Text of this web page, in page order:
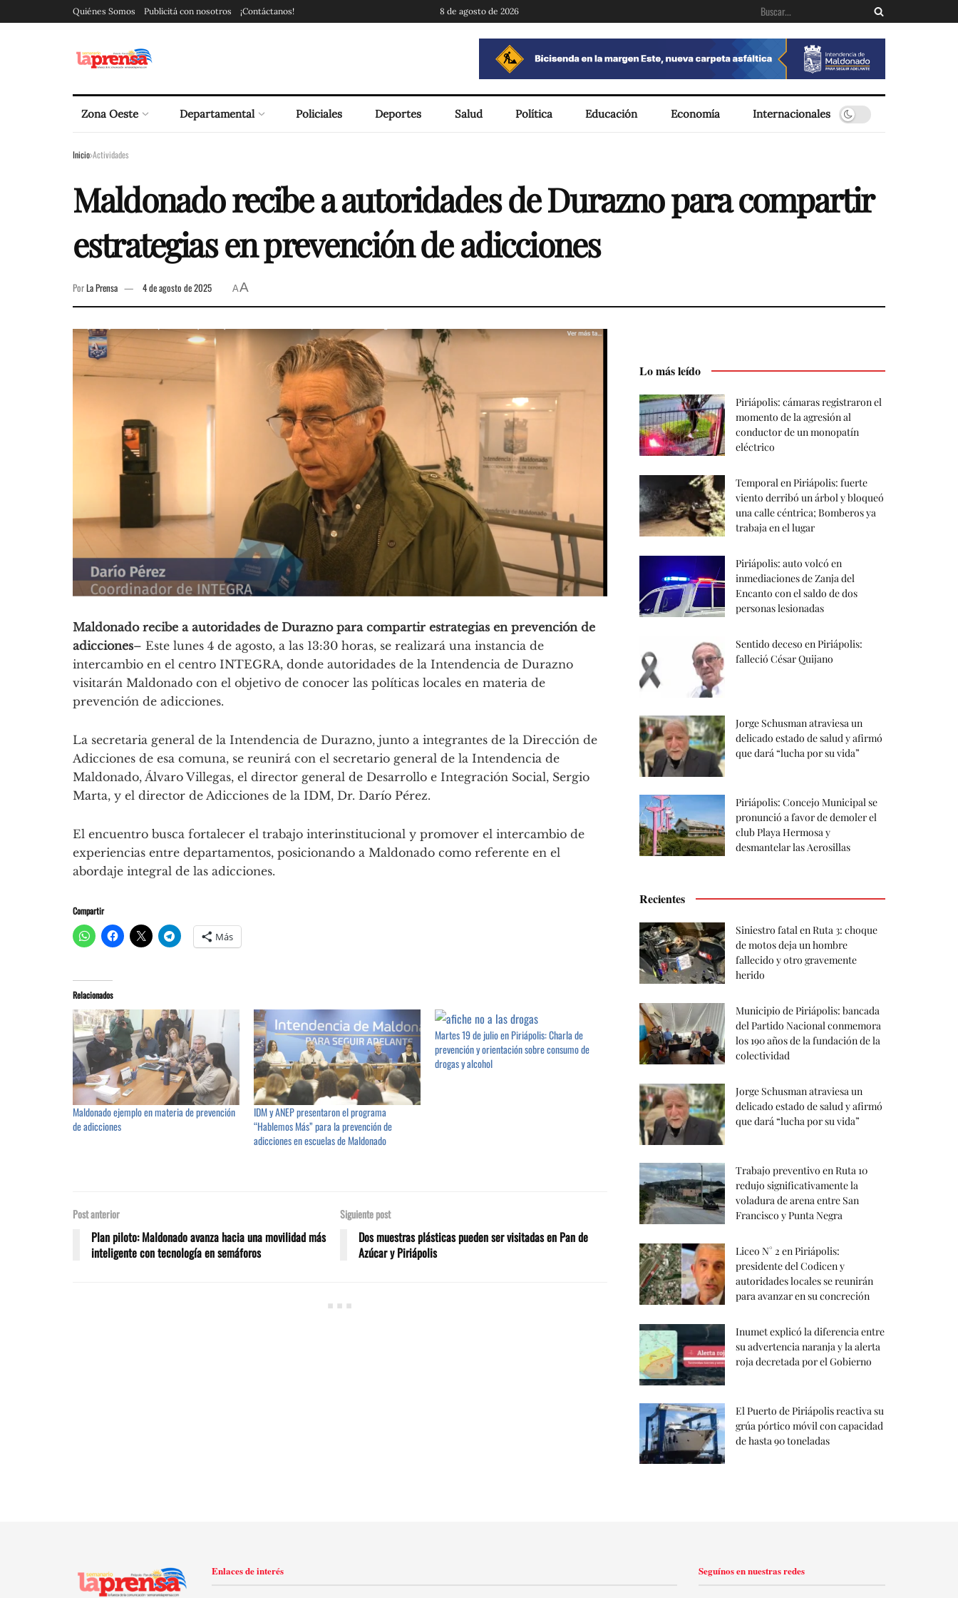
Quiénes Somos Publicitá con nosotros ¡Contáctanos! 8 de agosto de 2026
Zona Oeste Departamental Policiales Deportes Salud Política Educación Economía Internacionales
Inicio Actividades
Maldonado recibe a autoridades de Durazno para compartir
estrategias en prevención de adicciones
PorLa Prensa 4 de agosto de 2025 AA
Maldonado recibe a autoridades de Durazno para compartir estrategias en prevención de
adicciones– Este lunes 4 de agosto, a las 13:30 horas, se realizará una instancia de
intercambio en el centro INTEGRA, donde autoridades de la Intendencia de Durazno
visitarán Maldonado con el objetivo de conocer las políticas locales en materia de
prevención de adicciones.
La secretaria general de la Intendencia de Durazno, junto a integrantes de la Dirección de
Adicciones de esa comuna, se reunirá con el secretario general de la Intendencia de
Maldonado, Álvaro Villegas, el director general de Desarrollo e Integración Social, Sergio
Marta, y el director de Adicciones de la IDM, Dr. Darío Pérez.
El encuentro busca fortalecer el trabajo interinstitucional y promover el intercambio de
experiencias entre departamentos, posicionando a Maldonado como referente en el
abordaje integral de las adicciones.
Compartir
Más
Relacionados
Maldonado ejemplo en materia de prevención
de adicciones
IDM y ANEP presentaron el programa
“Hablemos Más” para la prevención de
adicciones en escuelas de Maldonado
Martes 19 de julio en Piriápolis: Charla de
prevención y orientación sobre consumo de
drogas y alcohol
Post anterior
Plan piloto: Maldonado avanza hacia una movilidad más
inteligente con tecnología en semáforos
Siguiente post
Dos muestras plásticas pueden ser visitadas en Pan de
Azúcar y Piriápolis
Lo más leído
Piriápolis: cámaras registraron el
momento de la agresión al
conductor de un monopatín
eléctrico
Temporal en Piriápolis: fuerte
viento derribó un árbol y bloqueó
una calle céntrica; Bomberos ya
trabaja en el lugar
Piriápolis: auto volcó en
inmediaciones de Zanja del
Encanto con el saldo de dos
personas lesionadas
Sentido deceso en Piriápolis:
falleció César Quijano
Jorge Schusman atraviesa un
delicado estado de salud y afirmó
que dará “lucha por su vida”
Piriápolis: Concejo Municipal se
pronunció a favor de demoler el
club Playa Hermosa y
desmantelar las Aerosillas
Recientes
Siniestro fatal en Ruta 3: choque
de motos deja un hombre
fallecido y otro gravemente
herido
Municipio de Piriápolis: bancada
del Partido Nacional conmemora
los 190 años de la fundación de la
colectividad
Jorge Schusman atraviesa un
delicado estado de salud y afirmó
que dará “lucha por su vida”
Trabajo preventivo en Ruta 10
redujo significativamente la
voladura de arena entre San
Francisco y Punta Negra
Liceo N° 2 en Piriápolis:
presidente del Codicen y
autoridades locales se reunirán
para avanzar en su concreción
Inumet explicó la diferencia entre
su advertencia naranja y la alerta
roja decretada por el Gobierno
El Puerto de Piriápolis reactiva su
grúa pórtico móvil con capacidad
de hasta 90 toneladas
Enlaces de interés Seguínos en nuestras redes